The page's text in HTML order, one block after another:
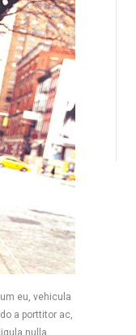
eu, vehicula
a porttitor ac,
nulla,